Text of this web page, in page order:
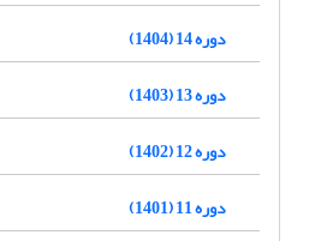
دوره 14 (1404)
دوره 13 (1403)
دوره 12 (1402)
دوره 11 (1401)